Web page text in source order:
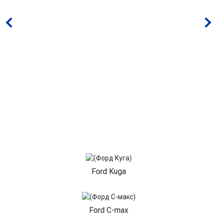
Ford Kuga
Ford C-max